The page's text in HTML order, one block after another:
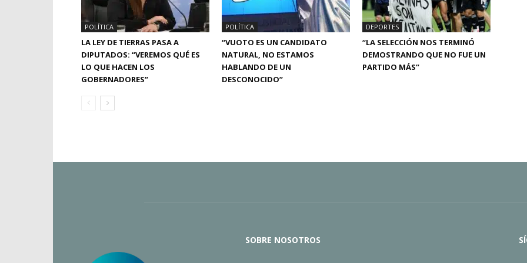
POLÍTICA
LA LEY DE TIERRAS PASA A
DIPUTADOS: “VEREMOS QUÉ ES
LO QUE HACEN LOS
GOBERNADORES”
POLÍTICA
“VUOTO ES UN CANDIDATO
NATURAL, NO ESTAMOS
HABLANDO DE UN
DESCONOCIDO”
DEPORTES
“LA SELECCIÓN NOS TERMINÓ
DEMOSTRANDO QUE NO FUE UN
PARTIDO MÁS”
SOBRE NOSOTROS